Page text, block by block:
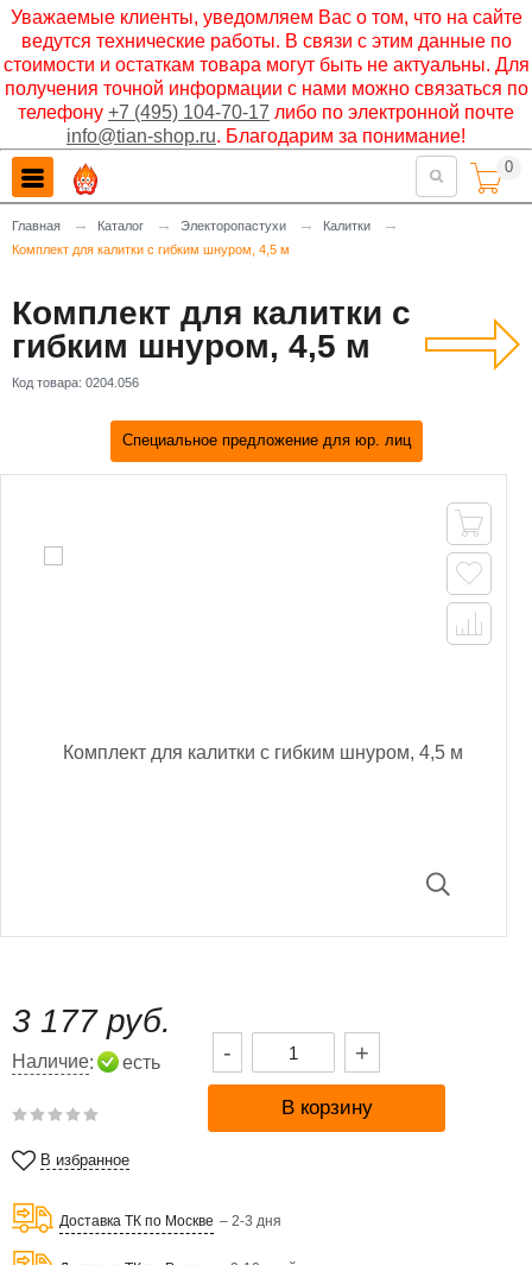
Уважаемые клиенты, уведомляем Вас о том, что на сайте
ведутся технические работы. В связи с этим данные по
стоимости и остаткам товара могут быть не актуальны. Для
получения точной информации с нами можно связаться по
телефону +7 (495) 104-70-17 либо по электронной почте
info@tian-shop.ru. Благодарим за понимание!
 0
Главная → Каталог → Электоропастухи → Калитки →
Комплект для калитки с гибким шнуром, 4,5 м
Комплект для калитки с
гибким шнуром, 4,5 м
Код товара: 0204.056
Специальное предложение для юр. лиц



3 177 руб.
Наличие: есть
В избранное
- +
Доставка ТК по Москве – 2-3 дня